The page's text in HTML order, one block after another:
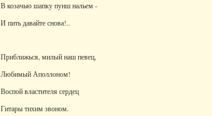
В козачью шапку пунш нальем -
И пить давайте снова!..
Приближься, милый наш певец,
Любимый Аполлоном!
Воспой властителя сердец
Гитары тихим звоном.